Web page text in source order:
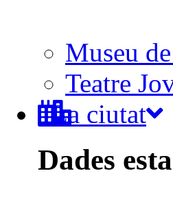
Museu
Teatre
La ciutat
Dades